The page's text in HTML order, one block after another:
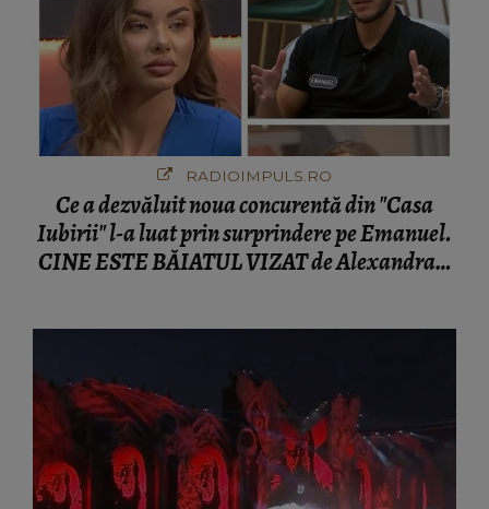
RADIOIMPULS.RO
Ce a dezvăluit noua concurentă din "Casa
Iubirii" l-a luat prin surprindere pe Emanuel.
CINE ESTE BĂIATUL VIZAT de Alexandra?!